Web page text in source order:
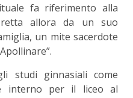
fa riferimento alla
allora da un suo
un mite sacerdote
studi ginnasiali come
interno per il liceo al